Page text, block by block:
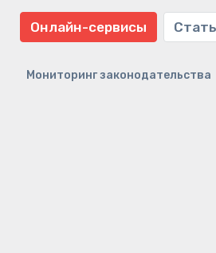
Онлайн-сервисы
Мониторинг законодательства